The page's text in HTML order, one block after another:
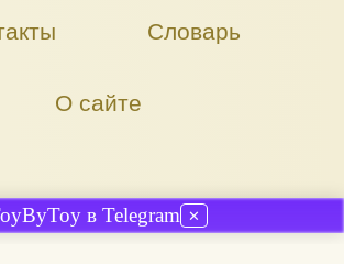
Словарь
О сайте
в Telegram ✕